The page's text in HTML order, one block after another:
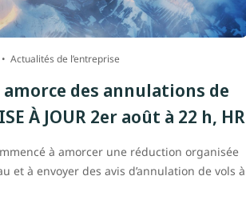
Actualités de l’entreprise
amorce des annulations de
À JOUR 2er août à 22 h, HR
à amorcer une réduction organisée
et à envoyer des avis d’annulation de vols à